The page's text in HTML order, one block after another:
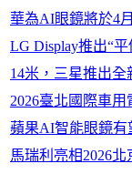
華為AI眼鏡將於4
LG Display推出“
14米，三星推出
2026臺北國際車
蘋果AI智能眼鏡有
馬瑞利亮相2026